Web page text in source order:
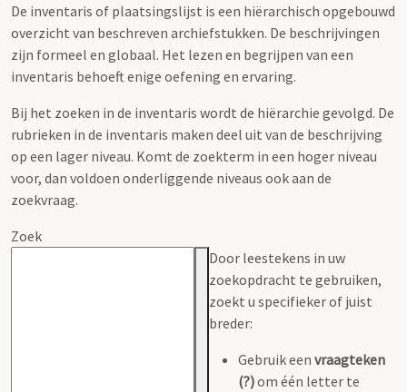
De inventaris of plaatsingslijst is een hiërarchisch opgebouwd
overzicht van beschreven archiefstukken. De beschrijvingen
zijn formeel en globaal. Het lezen en begrijpen van een
inventaris behoeft enige oefening en ervaring.
Bij het zoeken in de inventaris wordt de hiërarchie gevolgd. De
rubrieken in de inventaris maken deel uit van de beschrijving
op een lager niveau. Komt de zoekterm in een hoger niveau
voor, dan voldoen onderliggende niveaus ook aan de
zoekvraag.
Zoek
Door leestekens in uw
zoekopdracht te gebruiken,
zoekt u specifieker of juist
breder:
Gebruik een vraagteken
(?)om één letter te